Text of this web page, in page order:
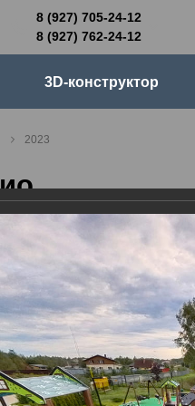
8 (927) 705-24-12
8 (927) 762-24-12
24-12
24-12
г. Самара, Московское шоссе 18км Территория Завода Приборных Подшипников
прайс-листа
3D-конструктор
2023